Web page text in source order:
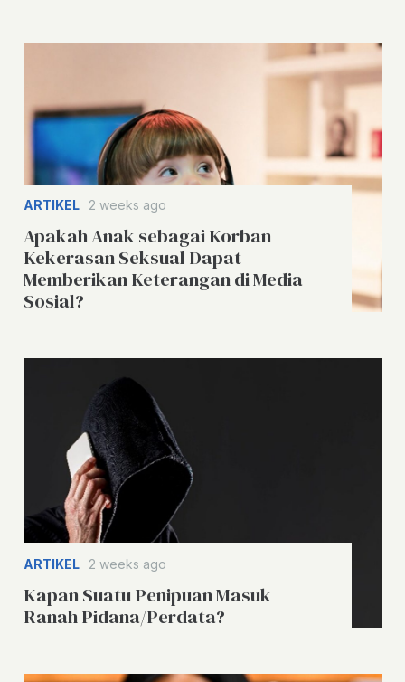
ARTIKEL 2 weeks ago
Apakah Anak sebagai Korban
Kekerasan Seksual Dapat
Memberikan Keterangan di Media
Sosial?
ARTIKEL 2 weeks ago
Kapan Suatu Penipuan Masuk
Ranah Pidana/Perdata?